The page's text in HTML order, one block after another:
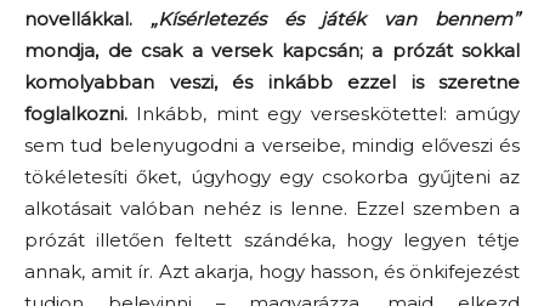
novellákkal. „Kísérletezés és játék van bennem”
mondja, de csak a versek kapcsán; a prózát sokkal
komolyabban veszi, és inkább ezzel is szeretne
foglalkozni. Inkább, mint egy verseskötettel: amúgy
sem tud belenyugodni a verseibe, mindig előveszi és
tökéletesíti őket, úgyhogy egy csokorba gyűjteni az
alkotásait valóban nehéz is lenne. Ezzel szemben a
prózát illetően feltett szándéka, hogy legyen tétje
annak, amit ír. Azt akarja, hogy hasson, és önkifejezést